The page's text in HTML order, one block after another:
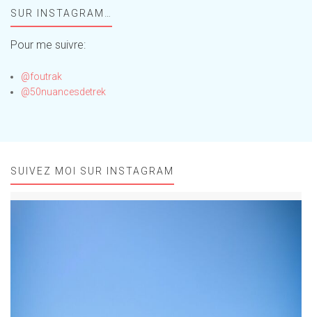
!SUR INSTAGRAM…
Pour me suivre:
@foutrak
@50nuancesdetrek
SUIVEZ MOI SUR INSTAGRAM